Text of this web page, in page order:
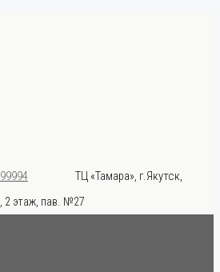
ТЦ «Тамара», г.Якутск,
2 этаж, пав. №27